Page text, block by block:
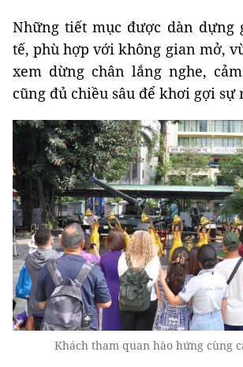
Những tiết mục được dàn dựng
tế, phù hợp với không gian mở,
xem dừng chân lắng nghe,
cũng đủ chiều sâu để khơi gợi sự
Khách tham quan hào hứng cùng